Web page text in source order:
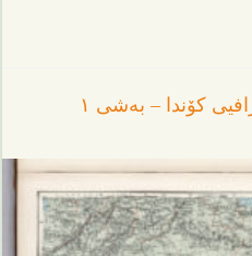
کۆندا – بەشی ١